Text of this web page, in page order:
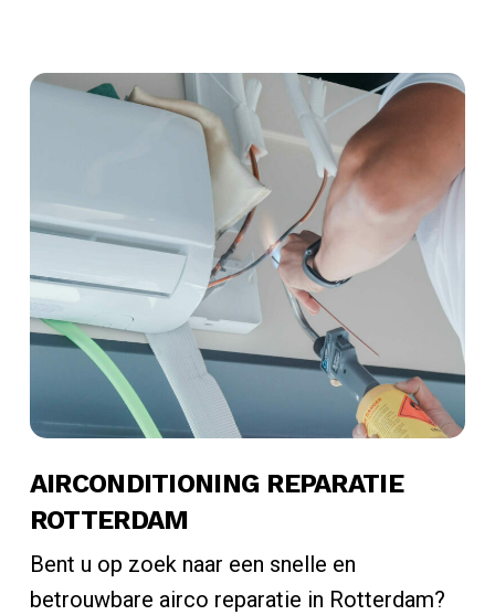
AIRCONDITIONING REPARATIE
ROTTERDAM
Bent u op zoek naar een snelle en
betrouwbare airco reparatie in Rotterdam?